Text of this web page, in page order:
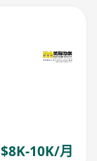
$8K-10K/月